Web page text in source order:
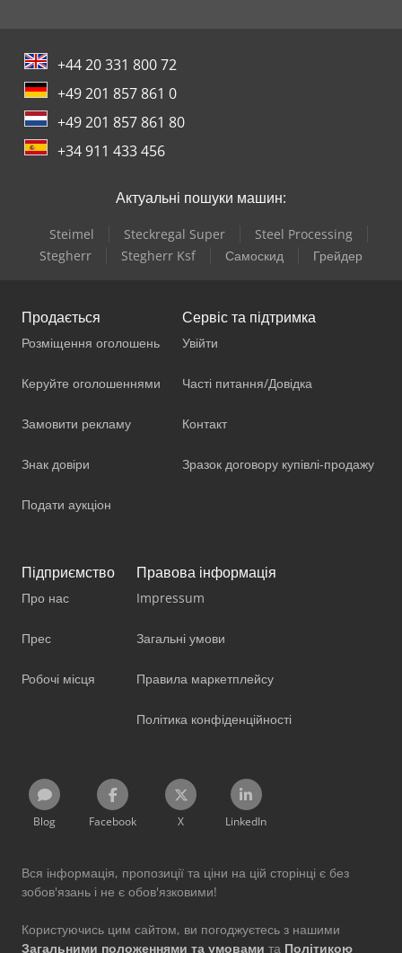
+44 20 331 800 72
+49 201 857 861 0
+49 201 857 861 80
+34 911 433 456
Актуальні пошуки машин:
Steimel Steckregal Super
Steel Processing
Stegherr
Stegherr Ksf Самоскид Грейдер
Продається
Розміщення оголошень
Керуйте оголошеннями
Замовити рекламу
Знак довіри
Подати аукціон
Сервіс та підтримка
Увійти
Часті питання/Довідка
Контакт
Зразок договору купівлі-продажу
Підприємство
Про нас
Прес
Робочі місця
Правова інформація
Impressum
Загальні умови
Правила маркетплейсу
Політика конфіденційності
Blog Facebook X LinkedIn
Вся інформація, пропозиції та ціни на цій сторінці є без
зобов'язань і не є обов'язковими!
Користуючись цим сайтом, ви погоджуєтесь з нашими
Загальними положеннями та умовами та Політикою